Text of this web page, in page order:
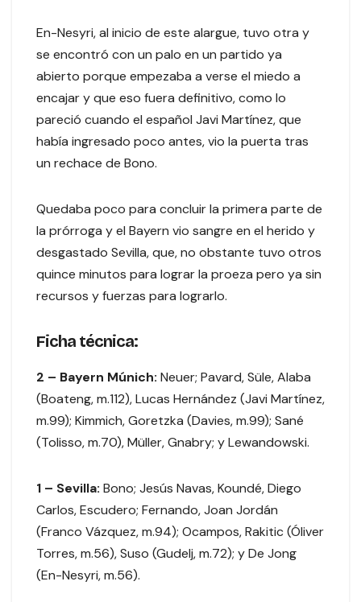
En-Nesyri, al inicio de este alargue, tuvo otra y
se encontró con un palo en un partido ya
abierto porque empezaba a verse el miedo a
encajar y que eso fuera definitivo, como lo
pareció cuando el español Javi Martínez, que
había ingresado poco antes, vio la puerta tras
un rechace de Bono.
Quedaba poco para concluir la primera parte de
la prórroga y el Bayern vio sangre en el herido y
desgastado Sevilla, que, no obstante tuvo otros
quince minutos para lograr la proeza pero ya sin
recursos y fuerzas para lograrlo.
Ficha técnica:
2 – Bayern Múnich: Neuer; Pavard, Süle, Alaba
(Boateng, m.112), Lucas Hernández (Javi Martínez,
m.99); Kimmich, Goretzka (Davies, m.99); Sané
(Tolisso, m.70), Müller, Gnabry; y Lewandowski.
1 – Sevilla: Bono; Jesús Navas, Koundé, Diego
Carlos, Escudero; Fernando, Joan Jordán
(Franco Vázquez, m.94); Ocampos, Rakitic (Óliver
Torres, m.56), Suso (Gudelj, m.72); y De Jong
(En-Nesyri, m.56).